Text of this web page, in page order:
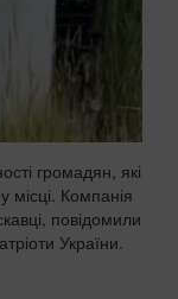
громадян, які
місці. Компанія
повідомили
України.